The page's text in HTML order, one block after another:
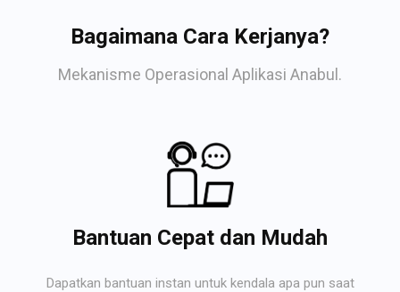
Bagaimana Cara Kerjanya?
Mekanisme Operasional Aplikasi Anabul.
Bantuan Cepat dan Mudah
Dapatkan bantuan instan untuk kendala apa pun saat